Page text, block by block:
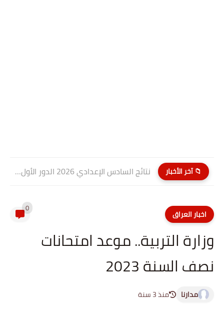
📁 آخر الأخبار نتائج السادس الإعدادي 2026 الدور الأول PDF كربلاء المقدسة| موقع...
اخبار العراق 0
وزارة التربية.. موعد امتحانات
نصف السنة 2023
مدارنا منذ 3 سنة